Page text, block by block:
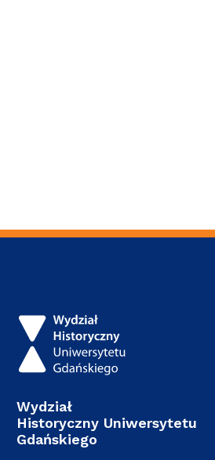
Wydział
Historyczny Uniwersytetu
Gdańskiego